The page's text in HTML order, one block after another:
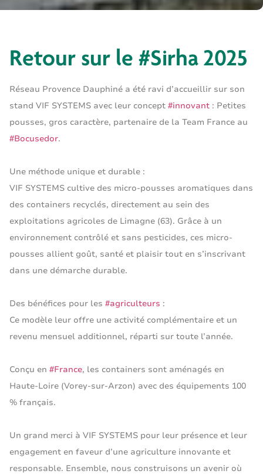
Retour sur le #Sirha 2025
Réseau Provence Dauphiné a été ravi d’accueillir sur son
stand VIF SYSTEMS avec leur concept #innovant : Petites
pousses, gros caractère, partenaire de la Team France au
#Bocusedor.
Une méthode unique et durable :
VIF SYSTEMS cultive des micro-pousses aromatiques dans
des containers recyclés, directement au sein des
exploitations agricoles de Limagne (63). Grâce à un
environnement contrôlé et sans pesticides, ces micro-
pousses allient goût, santé et plaisir tout en s’inscrivant
dans une démarche durable.
Des bénéfices pour les #agriculteurs :
Ce modèle leur offre une activité complémentaire et un
revenu mensuel additionnel, réparti sur toute l’année.
Conçu en #France, les containers sont aménagés en
Haute-Loire (Vorey-sur-Arzon) avec des équipements 100
% français.
Un grand merci à VIF SYSTEMS pour leur présence et leur
engagement en faveur d’une agriculture innovante et
responsable. Ensemble, nous construisons un avenir où